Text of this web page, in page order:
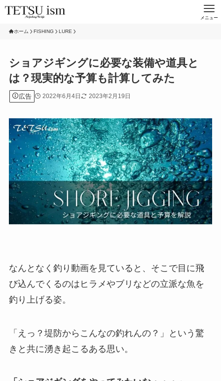
メニュー
ホーム FISHING LURE
ショアジギングに必要な装備や道具と
は？現実的な予算も計算してみた
広告 2022年6月4日 2023年2月19日
なんとなく釣り動画を見ていると、そこで目に飛
び込んでくるのはヒラメやブリなどの立派な魚を
釣り上げる姿。
「えっ？堤防からこんなの釣れんの？」という驚
きと共に湧き起こるある思い。